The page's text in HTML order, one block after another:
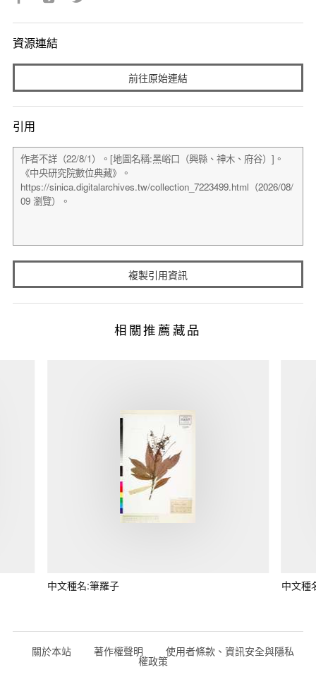
資源連結
前往原始連結
引用
複製引用資訊
相關推薦藏品
中文種名:筆羅子 中文種
關於本站 著作權聲明 使用者條款、資訊安全與隱私
權政策